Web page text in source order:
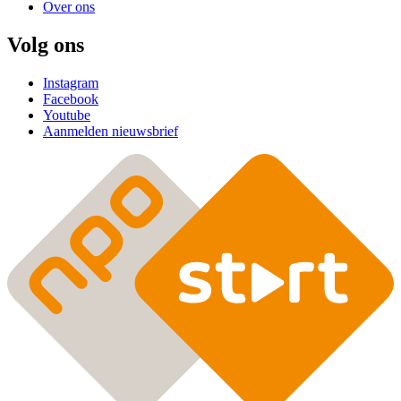
Over ons
Volg ons
Instagram
Facebook
Youtube
Aanmelden nieuwsbrief